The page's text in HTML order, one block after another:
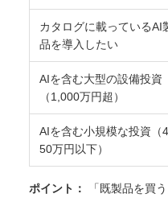
カタログに載っているAI
品を導入したい
AIを含む大型の設備投資
（1,000万円超）
AIを含む小規模な投資（4
50万円以下）
ポイント：
「既製品を買